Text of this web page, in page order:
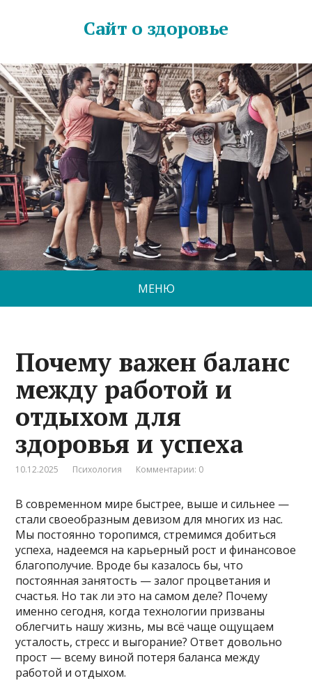
Сайт о здоровье
МЕНЮ
Почему важен баланс
между работой и
отдыхом для
здоровья и успеха
10.12.2025 Психология Комментарии: 0
В современном мире быстрее, выше и сильнее —
стали своеобразным девизом для многих из нас.
Мы постоянно торопимся, стремимся добиться
успеха, надеемся на карьерный рост и финансовое
благополучие. Вроде бы казалось бы, что
постоянная занятость — залог процветания и
счастья. Но так ли это на самом деле? Почему
именно сегодня, когда технологии призваны
облегчить нашу жизнь, мы всё чаще ощущаем
усталость, стресс и выгорание? Ответ довольно
прост — всему виной потеря баланса между
работой и отдыхом.